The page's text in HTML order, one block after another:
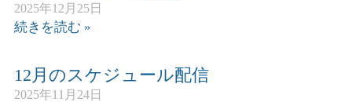
2025年12月25日
続きを読む »
12月のスケジュール配信
2025年11月24日